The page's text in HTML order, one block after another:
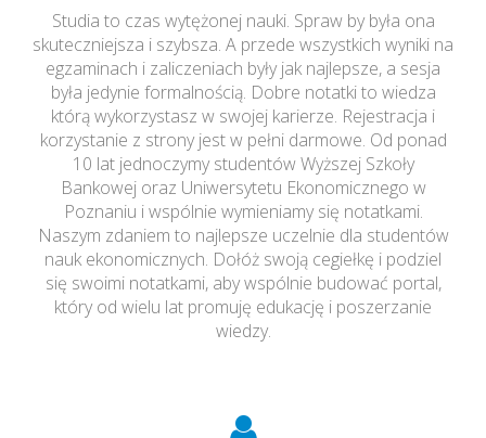
Studia to czas wytężonej nauki. Spraw by była ona
skuteczniejsza i szybsza. A przede wszystkich wyniki na
egzaminach i zaliczeniach były jak najlepsze, a sesja
była jedynie formalnością. Dobre notatki to wiedza
którą wykorzystasz w swojej karierze. Rejestracja i
korzystanie z strony jest w pełni darmowe. Od ponad
10 lat jednoczymy studentów Wyższej Szkoły
Bankowej oraz Uniwersytetu Ekonomicznego w
Poznaniu i wspólnie wymieniamy się notatkami.
Naszym zdaniem to najlepsze uczelnie dla studentów
nauk ekonomicznych. Dołóż swoją cegiełkę i podziel
się swoimi notatkami, aby wspólnie budować portal,
który od wielu lat promuję edukację i poszerzanie
wiedzy.